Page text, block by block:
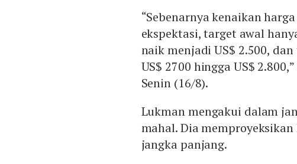
“Sebenarnya kenaikan
ekspektasi, target awal
naik menjadi US$ 2.500,
US$ 2700 hingga US$
Senin (16/8).
Lukman mengakui dalam
mahal. Dia
jangka panjang.